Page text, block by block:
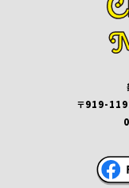
〒919-